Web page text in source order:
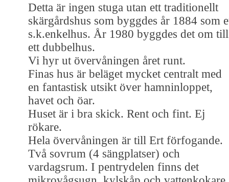
Detta är ingen stuga utan ett traditionellt
skärgårdshus som byggdes år 1884 som
s.k.enkelhus. År 1980 byggdes det om till
ett dubbelhus.
Vi hyr ut övervåningen året runt.
Finas hus är beläget mycket centralt med
en fantastisk utsikt över hamninloppet,
havet och öar.
Huset är i bra skick. Rent och fint. Ej
rökare.
Hela övervåningen är till Ert förfogande.
Två sovrum (4 sängplatser) och
vardagsrum. I pentrydelen finns det